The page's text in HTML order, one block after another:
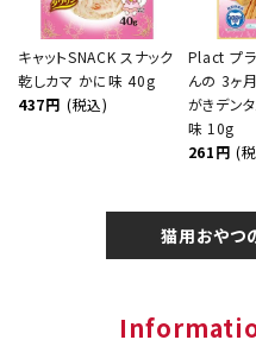
キャットSNACK スナック
乾しカマ かに味 40g
437円 (税込)
Plact プラ
んの 3ヶ
がきデン
味 10g
261円 (
猫用おやつ